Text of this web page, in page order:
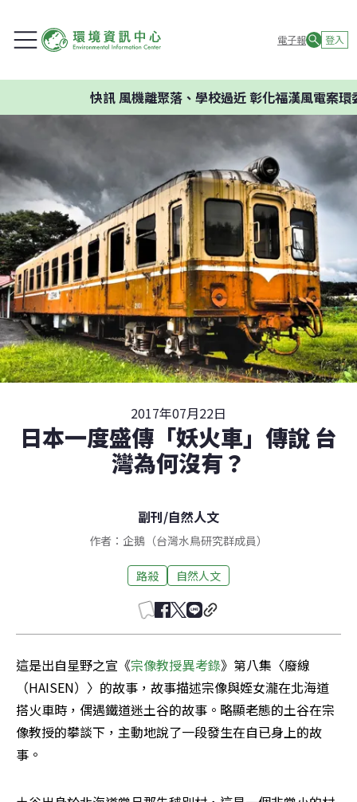
電子報 登入
快訊風機離聚落、學校過近 彰化福漢風電案環委建
2017年07月22日
日本一度盛傳「妖火車」傳說 台
灣為何沒有？
副刊/自然人文
作者：企鵝（台灣水鳥研究群成員）
路殺 自然人文
這是出自星野之宣《宗像教授異考錄》第八集〈廢線
（HAISEN）〉的故事，故事描述宗像與姪女瀧在北海道
搭火車時，偶遇鐵道迷土谷的故事。略顯老態的土谷在宗
像教授的攀談下，主動地說了一段發生在自已身上的故
事。